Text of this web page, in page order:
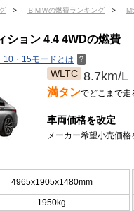
> ＢＭＷの燃費ランキング >
ション 4.4 4WDの燃費
10・15モードとは ？
WLTC 8.7km/L
満タンでどこまで走
車両価格を改定
メーカー希望小売価
4965x1905x1480mm
1950kg